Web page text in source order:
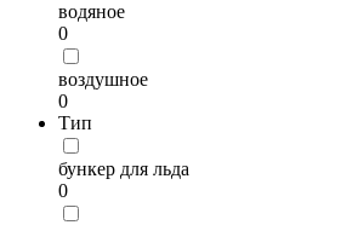
водяное
0
воздушное
0
Тип
бункер для льда
0